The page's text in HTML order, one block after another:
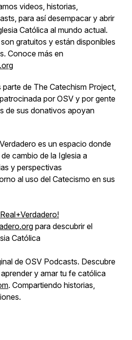
videos, historias,
para así desempacar y abrir
Católica al mundo actual.
gratuitos y están disponibles
Conoce más en
parte de The Catechism Project,
por OSV y por gente
de sus donativos apoyan
es un espacio donde
cambio de la Iglesia a
y perspectivas
al uso del Catecismo en sus
para descubrir el
Católica
de OSV Podcasts. Descubre
y amar tu fe católica
. Compartiendo historias,